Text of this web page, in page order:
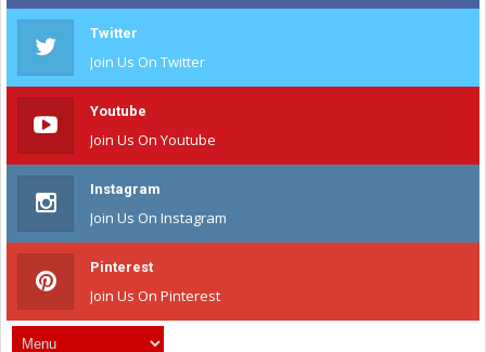
Twitter
Join Us On Twitter
Youtube
Join Us On Youtube
Instagram
Join Us On Instagram
Pinterest
Join Us On Pinterest